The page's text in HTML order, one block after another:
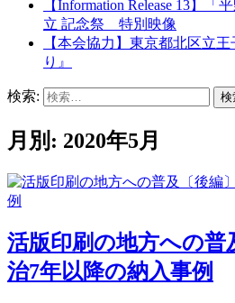
【Information Release 13】
立 記念祭 特別映像
【本会協力】東京都北区立
り』
検索:
月別: 2020年5月
活版印刷の地方への普
治7年以降の納入事例